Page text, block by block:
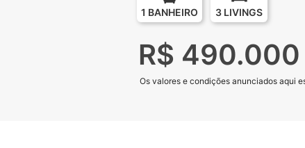
1 BANHEIRO 3 LIVINGS
R$ 490.000
Os valores e condições anunciados aqui